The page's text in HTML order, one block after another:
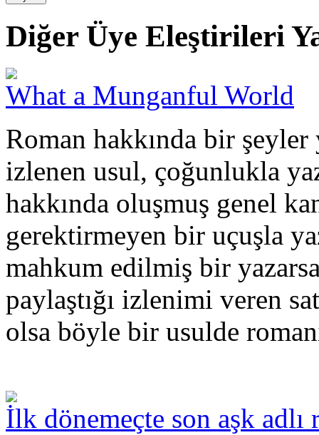
Diğer Üye Eleştirileri
What a Munganful World
Roman hakkında bir
izlenen usul, çoğunlukla
hakkında oluşmuş genel
gerektirmeyen bir uçuşla
mahkum edilmiş bir
paylaştığı izlenimi veren
olsa böyle bir usulde
İlk dönemeçte son aşk adlı